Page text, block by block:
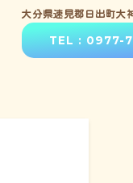
大分県速見郡日出町
TEL : 0977-